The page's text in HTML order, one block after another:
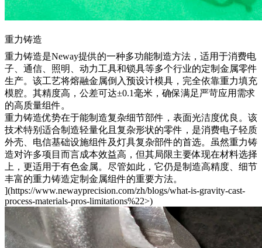
重力铸造
重力铸造是Neway提供的一种多功能制造方法，适用于消费电
子、通信、照明、动力工具和锁具等多个行业的定制金属零件
生产。该工艺将熔融金属倒入预设计模具，完全依靠重力填充
模腔。其精度高，公差可达±0.1毫米，确保满足严苛应用需求
的高质量组件。
重力铸造优势在于能制造复杂细节部件，表面光洁度优良。该
技术特别适合制造轻量化且复杂形状的零件，是消费电子轻质
外壳、电信基础设施组件及灯具复杂部件的首选。虽然重力铸
造对许多项目而言成本效益高，但其局限主要体现在材料选择
上，更适用于有色金属。尽管如此，它仍是制造高精度、细节
丰富的重力铸造定制金属组件的重要方法。
](https://www.newayprecision.com/zh/blogs/what-is-gravity-cast-
process-materials-pros-limitations%22>)